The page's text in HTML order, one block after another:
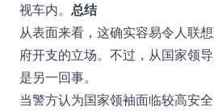
视车内。 总结
从表面来看，这确实容易令人联
府开支的立场。不过，从国家领
是另一回事。
当警方认为国家领袖面临较高安